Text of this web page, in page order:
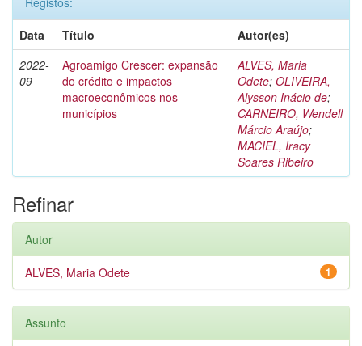
Data
Título
Autor(es)
2022-
09
Agroamigo Crescer: expansão
do crédito e impactos
macroeconômicos nos
municípios
ALVES, Maria
Odete; OLIVEIRA,
Alysson Inácio de;
CARNEIRO, Wendell
Márcio Araújo;
MACIEL, Iracy
Soares Ribeiro
Refinar
Autor
1
ALVES, Maria Odete
Assunto